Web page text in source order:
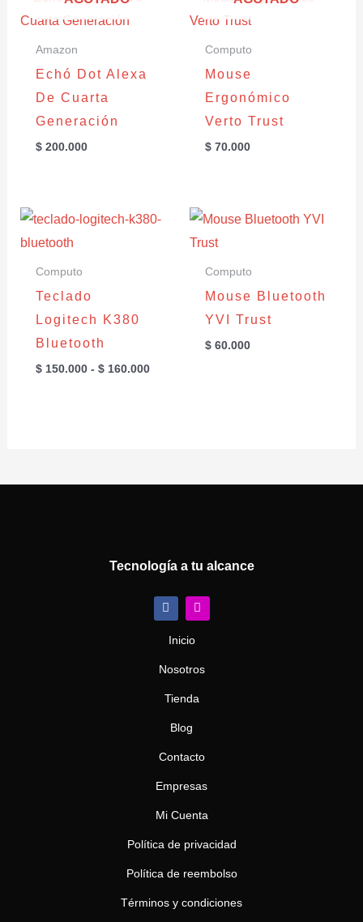
Amazon
Echó Dot Alexa
De Cuarta
Generación
$200.000
Computo
Mouse
Ergonómico
Verto Trust
$ 70.000
Computo
Teclado
Logitech K380
Bluetooth
$150.000 - $160.000
Rango
precios:
Computo
Mouse Bluetooth
YVI Trust
$ 60.000
Tecnología a tu alcance
F
a
e
o
o
I
n
r
m
Inicio
Nosotros
Tienda
Blog
Contacto
Empresas
Mi Cuenta
Política de privacidad
Política de reembolso
Términos y condiciones